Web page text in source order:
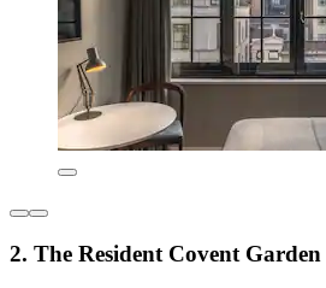
2. The Resident Covent Garden